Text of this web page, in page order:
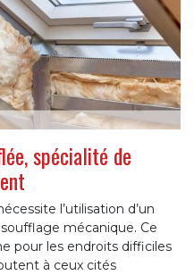
spécialité de
l’utilisation d’un
mécanique. Ce
pour les endroits difficiles
à ceux cités